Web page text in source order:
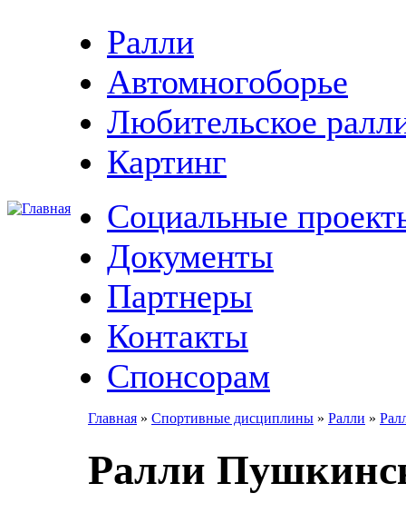
Ралли
Автомногоборье
Любительское
Картинг
Социальные
Документы
Партнеры
Контакты
Спонсорам
Главная » Спортивные дисциплины » Ралли »
Ралли